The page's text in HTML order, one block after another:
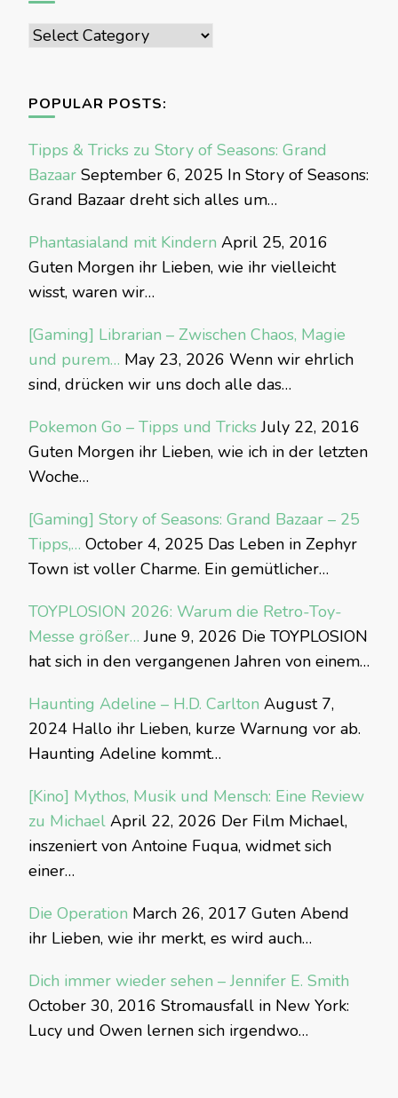
Categories
POPULAR POSTS:
Tipps & Tricks zu Story of Seasons: Grand
Bazaar September 6, 2025 In Story of Seasons:
Grand Bazaar dreht sich alles um…
Phantasialand mit Kindern April 25, 2016
Guten Morgen ihr Lieben, wie ihr vielleicht
wisst, waren wir…
[Gaming] Librarian – Zwischen Chaos, Magie
und purem… May 23, 2026 Wenn wir ehrlich
sind, drücken wir uns doch alle das…
Pokemon Go – Tipps und Tricks July 22, 2016
Guten Morgen ihr Lieben, wie ich in der letzten
Woche…
[Gaming] Story of Seasons: Grand Bazaar – 25
Tipps,… October 4, 2025 Das Leben in Zephyr
Town ist voller Charme. Ein gemütlicher…
TOYPLOSION 2026: Warum die Retro-Toy-
Messe größer… June 9, 2026 Die TOYPLOSION
hat sich in den vergangenen Jahren von einem…
Haunting Adeline – H.D. Carlton August 7,
2024 Hallo ihr Lieben, kurze Warnung vor ab.
Haunting Adeline kommt…
[Kino] Mythos, Musik und Mensch: Eine Review
zu Michael April 22, 2026 Der Film Michael,
inszeniert von Antoine Fuqua, widmet sich
einer…
Die Operation March 26, 2017 Guten Abend
ihr Lieben, wie ihr merkt, es wird auch…
Dich immer wieder sehen – Jennifer E. Smith
October 30, 2016 Stromausfall in New York:
Lucy und Owen lernen sich irgendwo…